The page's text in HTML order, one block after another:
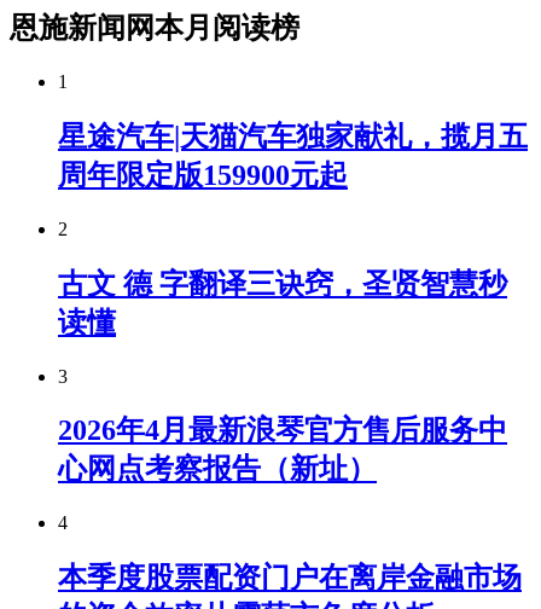
恩施新闻网本月阅读榜
1
星途汽车|天猫汽车独家献礼，揽月五
周年限定版159900元起
2
古文 德 字翻译三诀窍，圣贤智慧秒
读懂
3
2026年4月最新浪琴官方售后服务中
心网点考察报告（新址）
4
本季度股票配资门户在离岸金融市场